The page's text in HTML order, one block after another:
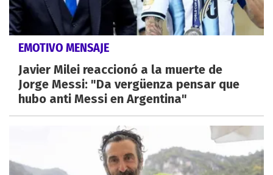
EMOTIVO MENSAJE
Javier Milei reaccionó a la muerte de
Jorge Messi: "Da vergüenza pensar que
hubo anti Messi en Argentina"